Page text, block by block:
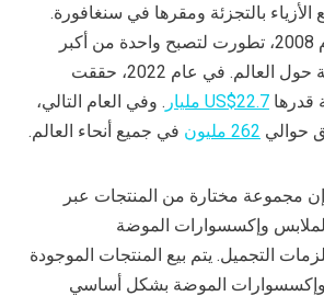
بالتجزئة ومقرها في سنغافورة.
منذ تأسيسها في عام 2008، تطورت لتصبح واحدة من أكبر
متاجر الأزياء بالتجزئة حول العالم. في عام 2022، حققت
US$22.7 مليار
. وفي العام التالي،
حوالي 262 مليون في جميع أنحاء العالم.
مجموعة مختارة من المنتجات عبر
وإكسسوارات الموضة
التجميل. يتم بيع المنتجات الموجودة
وإكسسوارات الموضة بشكل أساسي